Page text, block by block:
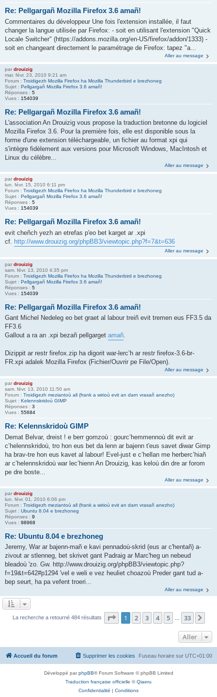
Re: Pellgargañ Mozilla Firefox 3.6 amañ!
Commentaires du développeur Une fois l'extension installée, il faut
changer la langue utilisée par Firefox: - soit en utilisant l'extension "Quick
Locale Switcher" (https://addons.mozilla.org/en-US/firefox/addon/1333) -
soit en changeant directement le paramétrage de Firefox: tapez "a...
Aller au message
par drouizig
mar. févr. 23, 2010 9:21 am
Forum : Troidigezh Mozilla Firefox ha Mozilla Thunderbird e brezhoneg
Sujet : Pellgargañ Mozilla Firefox 3.6 amañ!
Réponses : 5
Vues : 154039
Re: Pellgargañ Mozilla Firefox 3.6 amañ!
L'association An Drouizig vous propose la traduction bretonne du logiciel
Mozilla Firefox 3.6. Pour la première fois, elle est disponible sous la
forme d'une extension téléchargeable, un fichier au format xpi qui
s'intègre fidèlement aux versions pour Microsoft Windows, MacIntosh et
Linux du célèbre...
Aller au message
par drouizig
lun. févr. 15, 2010 6:11 pm
Forum : Troidigezh Mozilla Firefox ha Mozilla Thunderbird e brezhoneg
Sujet : Pellgargañ Mozilla Firefox 3.6 amañ!
Réponses : 5
Vues : 154039
Re: Pellgargañ Mozilla Firefox 3.6 amañ!
evit cheñch yezh an etrefas p'eo bet karget ar .xpi
cf. http://www.drouizig.org/phpBB3/viewtopic.php?f=7&t=636
Aller au message
par drouizig
sam. févr. 13, 2010 4:35 pm
Forum : Troidigezh Mozilla Firefox ha Mozilla Thunderbird e brezhoneg
Sujet : Pellgargañ Mozilla Firefox 3.6 amañ!
Réponses : 5
Vues : 154039
Re: Pellgargañ Mozilla Firefox 3.6 amañ!
Gant Michel Nedeleg eo bet graet al labour treiñ evit tremen eus FF3.5 da
FF3.6
Gallout a ra an .xpi bezañ pellgarget amañ.
Dizippit ar restr firefox.zip ha digorit war-lerc’h ar restr firefox-3.6-br-
FR.xpi adalek Mozilla Firefox (Fichier/Ouvrir pe File/Open).
Aller au message
par drouizig
sam. févr. 13, 2010 11:50 am
Forum : Troidigezh meziantoù all (frank a wirioù evit an darn vrasañ anezho)
Sujet : Kelennskridoù GIMP
Réponses : 3
Vues : 55684
Re: Kelennskridoù GIMP
Demat Belvar, dreist ! e berr gomzoù : gourc’hemmennoù dit evit ar
c’helennskridoù, tro hon eus bet da lenn ar bajenn t'eus savet diwar Gimp
ha brav-tre hon eus kavet al labour! Evel-just e c’hellan me herberc’hiañ
ar c’helennskridoù war lec’hienn An Drouizig, kas keloù din dre ar forom
pe dre boste...
Aller au message
par drouizig
lun. févr. 01, 2010 6:06 pm
Forum : Troidigezh meziantoù all (frank a wirioù evit an darn vrasañ anezho)
Sujet : Ubuntu 8.04 e brezhoneg
Réponses : 9
Vues : 98968
Re: Ubuntu 8.04 e brezhoneg
Jeremy, War ar bajenn-mañ e kavi pennadoù-skrid (eus ar c'hentañ) a-
zivout ar stlenneg, bet skrivet gant Padraig ar Marc'heg un nebeud
bleadoù 'zo. Gw. http://www.drouizig.org/phpBB3/viewtopic.php?
f=19&t=642#p1294 'vel e weli e vez heuliet choazoù Preder gant tud a-
bep seurt, ha pa vefent troeri...
Aller au message
La recherche a retourné 484 résultats Page 1sur33
1 2 3 4 5 33
Aller
Accueil du forum Fuseau horaire sur UTC+01:00
Supprimer les cookies
Développé parphpBB® Forum Software © phpBB Limited
Traduction française officielle ©Qiaeru
Confidentialité | Conditions